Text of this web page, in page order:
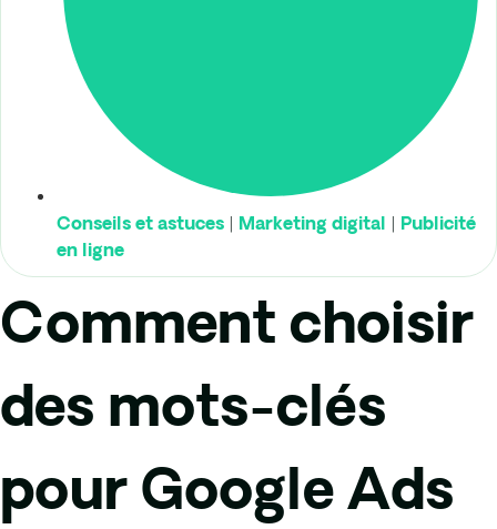
Conseils et astuces Marketing digital
Publicité
en ligne
Comment choisir
des mots-clés
pour Google Ads